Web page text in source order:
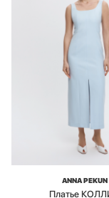
ANNA PEKUN
Платье